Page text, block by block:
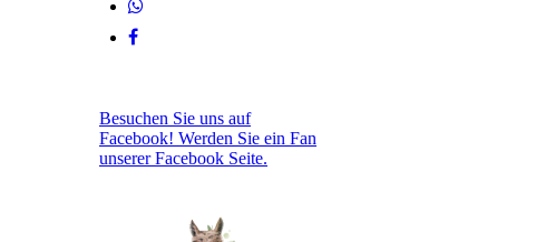
Besuchen Sie uns auf
Facebook! Werden Sie ein Fan
unserer Facebook Seite.